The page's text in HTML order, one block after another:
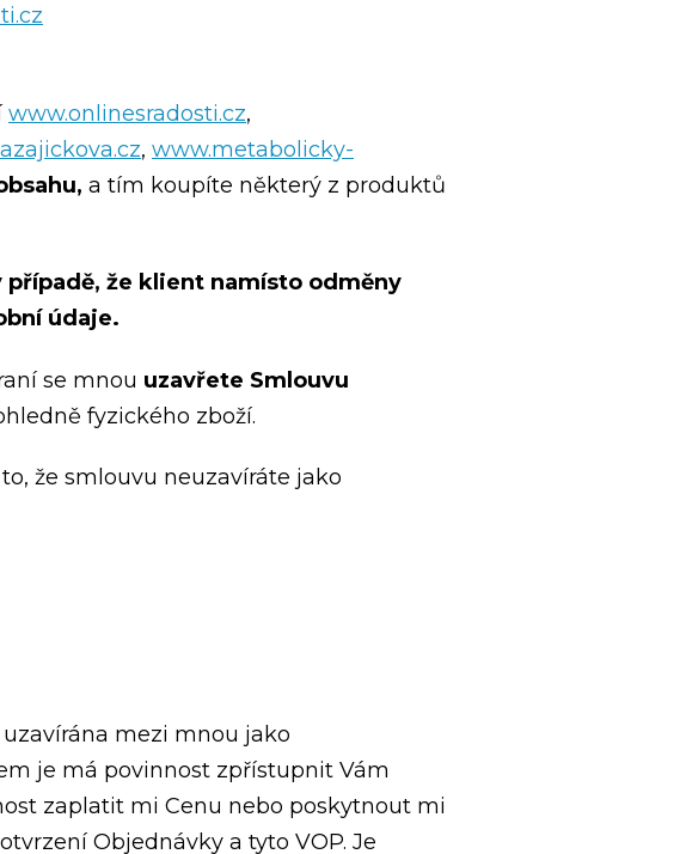
www.onlinesradosti.cz,
, www.metabolicky-
a tím koupíte některý z produktů
že klient namísto odměny
údaje.
se mnou uzavřete Smlouvu
fyzického zboží.
že smlouvu neuzavíráte jako
uzavírána mezi mnou jako
je má povinnost zpřístupnit Vám
zaplatit mi Cenu nebo poskytnout mi
Objednávky a tyto VOP. Je